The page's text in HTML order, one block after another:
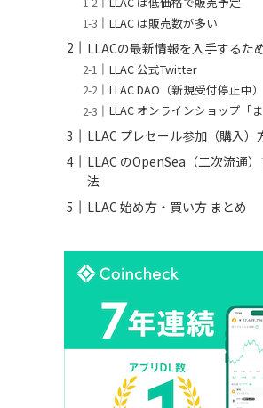
LLAC は販売数が多い
LLACの最新情報を入手するた
LLAC 公式Twitter
LLAC DAO（新規受付停止中）
LLAC オンラインショップ「
LLAC プレセール参加（購入）
LLAC のOpenSea（二次流通
法
LLAC 始め方・買い方 まとめ